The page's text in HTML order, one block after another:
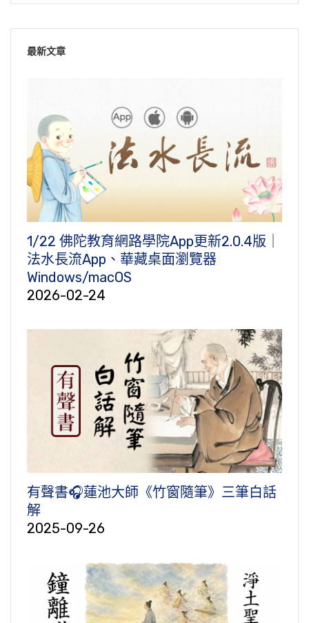
最新文章
1/22 佛陀教育網路學院App更新2.0.4版｜
法水長流App、華藏桌面瀏覽器
Windows/macOS
2026-02-24
有聲書🎧蓮池大師《竹窗隨筆》三筆白話
解
2025-09-26